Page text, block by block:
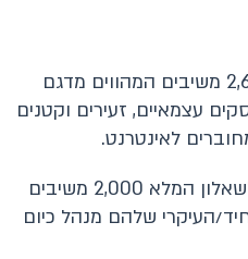
בסקר בעלי עסקים נדגמו 2,605 משיבים המהווים מדגם
עצמאיים, זעירים וקטנים
מתוך כלל המשיבים המשיכו לשאלון המלא 2,000 משיבים
העיקרי שלהם מנהל כיום